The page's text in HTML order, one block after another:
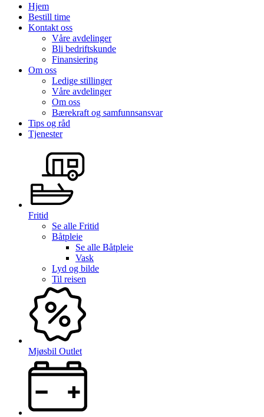
Hjem
Bestill time
Kontakt oss
Våre avdelinger
Bli bedriftskunde
Finansiering
Om oss
Ledige stillinger
Våre avdelinger
Om oss
Bærekraft og samfunnsansvar
Tips og råd
Tjenester
Fritid
Se alle Fritid
Båtpleie
Se alle Båtpleie
Vask
Lyd og bilde
Til reisen
Mjøsbil Outlet